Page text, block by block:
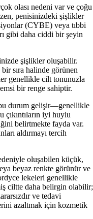
olası nedeni var ve çoğu
penisinizdeki şişlikler
(CYBE) veya tıbbi
gibi daha ciddi bir şeyin
şişlikler oluşabilir.
sıra halinde görünen
genellikle cilt tonunuzla
bir renge sahiptir.
bu durum gelişir—genellikle
iyi huylu
belirtmekte fayda var.
aldırmayı tercih
oluşabilen küçük,
beyaz renkte görünür ve
lekeleri genellikle
ciltte daha belirgin olabilir;
ve tedavi
azaltmak için kozmetik